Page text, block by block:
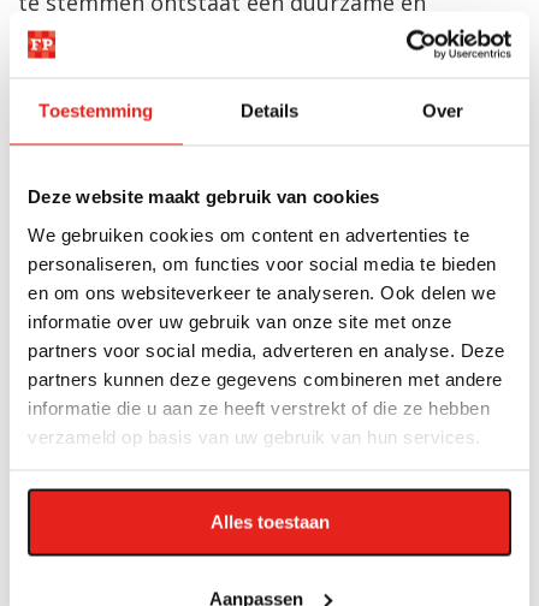
Toestemming Details Over
Deze website maakt gebruik van cookies
We gebruiken cookies om content en advertenties te
personaliseren, om functies voor social media te bieden
en om ons websiteverkeer te analyseren. Ook delen we
informatie over uw gebruik van onze site met onze
partners voor social media, adverteren en analyse. Deze
partners kunnen deze gegevens combineren met andere
informatie die u aan ze heeft verstrekt of die ze hebben
verzameld op basis van uw gebruik van hun services.
Alles toestaan
Aanpassen
technisch sterke gebouwschil.
u verschillende soortensandwichpanelendie
geschikt zijn voor uiteenlopende toepassingen.
Meer weten over
sandwichpanelen?
Bent u op zoek naar een praktische oplossing
voor geïsoleerde wanden of daken? Bekijk dan
het assortimentsandwichpanelenvan Finish
Profiles en ontdek welke panelen het beste
Heeft u vragen over de juiste panelen voor uw
situatie? Ons verkoopteam helpt u graag verder